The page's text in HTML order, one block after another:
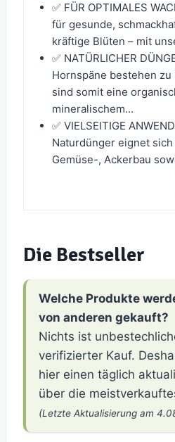
✅ FÜR OPTIMALES
für gesunde,
kräftige Blüten – mit
✅ NATÜRLICHER
Hornspäne bestehen zu
sind somit eine
mineralischem...
✅ VIELSEITIGE
Naturdünger eignet
Gemüse-, Ackerbau
Die Bestseller
Welche Produkte
von anderen gekauft?
Nichts ist
verifizierter Kauf.
hier einen täglich
über die
(Letzte Aktualisierung am